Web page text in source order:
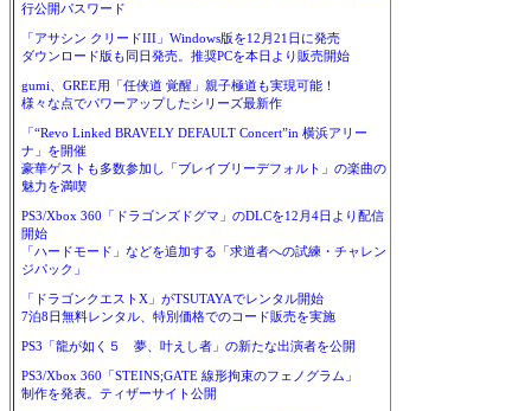
行公開パスワード
「アサシン クリードIII」Windows版を12月21日に発売
ダウンロード版も同日発売。推奨PCを本日より販売開始
gumi、GREE用「任侠道 覚醒」親子極道も実現可能！
様々な点でパワーアップしたシリーズ最新作
「“Revo Linked BRAVELY DEFAULT Concert”in 横浜アリー
ナ」を開催
豪華ゲストも多数参加し「ブレイブリーデフォルト」の楽曲の
魅力を満喫
PS3/Xbox 360「ドラゴンズドグマ」のDLCを12月4日より配信
開始
「ハードモード」などを追加する「求道者への試練・チャレン
ジパック」
「ドラゴンクエストX」がTSUTAYAでレンタル開始
7泊8日無料レンタル、特別価格でのコード販売を実施
PS3「龍が如く５ 夢、叶えし者」の新たな出演者を公開
PS3/Xbox 360「STEINS;GATE 線形拘束のフェノグラム」
制作を発表。ティザーサイト公開